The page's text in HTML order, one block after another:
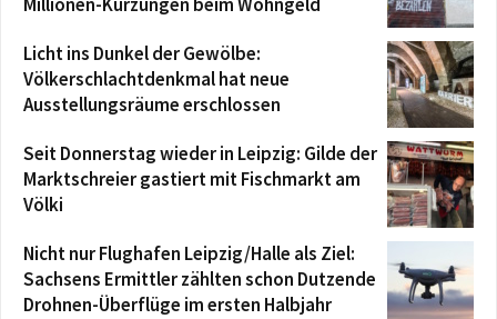
Millionen-Kürzungen beim Wohngeld
Licht ins Dunkel der Gewölbe:
Völkerschlachtdenkmal hat neue
Ausstellungsräume erschlossen
Seit Donnerstag wieder in Leipzig: Gilde der
Marktschreier gastiert mit Fischmarkt am
Völki
Nicht nur Flughafen Leipzig/Halle als Ziel:
Sachsens Ermittler zählten schon Dutzende
Drohnen-Überflüge im ersten Halbjahr